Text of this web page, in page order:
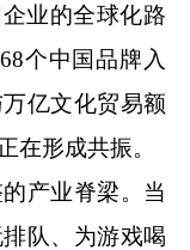
业的全球化路
个中国品牌入
亿文化贸易额
在形成共振。
产业脊梁。当
队、为游戏喝